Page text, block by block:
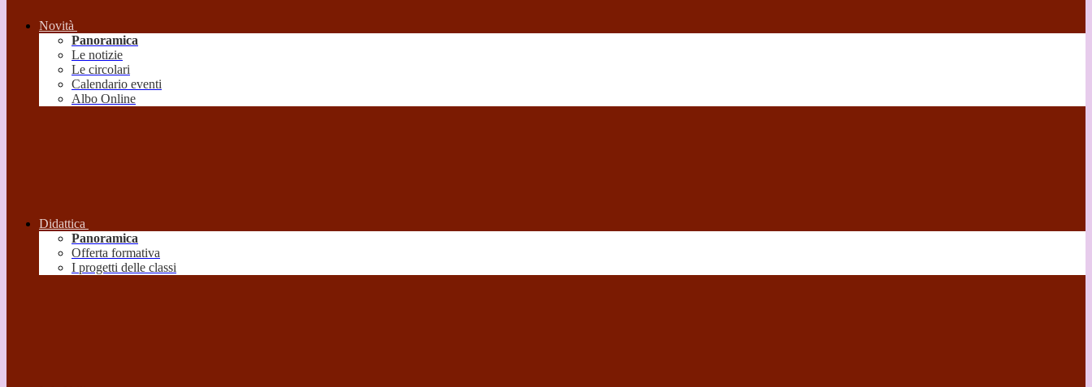
Novità
Panoramica
Le notizie
Le circolari
Calendario eventi
Albo Online
Didattica
Panoramica
Offerta formativa
I progetti delle classi